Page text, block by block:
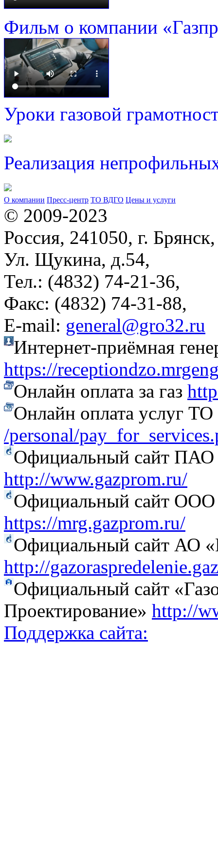
Фильм о компании
Уроки газовой
Реализация
О компании Пресс-центр ТО ВДГО Цены и услуги
© 2009-2023
Россия, 241050, г. Брянск,
Ул. Щукина, д.54,
Тел.: (4832) 74-21-36,
Факс: (4832) 74-31-88,
Е-mail: general@gro32.ru
Интернет-приёмная
https://
Онлайн оплата за газ
Онлайн оплата услуг
/personal/
Официальный сайт ПАО
http://www.gazprom.ru/
Официальный сайт ООО
https://mrg.gazprom.ru/
Официальный сайт АО
http://
Официальный сайт
Проектирование» http://
Поддержка сайта: